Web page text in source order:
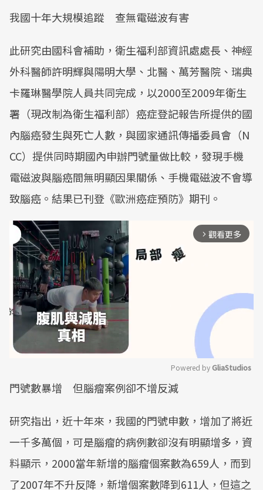
我國十年大規模追蹤 查無電磁波有害
此研究由國科會補助，衛生福利部資訊處處長、神經
外科醫師許明輝與陽明大學、北醫、萬芳醫院、瑞典
卡羅琳醫學院人員共同完成，以2000至2009年衛生
署（現改制為衛生福利部）癌症登記報告所提供的國
內腦癌發生與死亡人數，與國家通訊傳播委員會（N
CC）提供同時期國內申辦門號量做比較，發現手機
電磁波與腦癌間無明顯因果關係、手機電磁波不會導
致腦癌。結果已刊登《歐洲癌症預防》期刊。
arrow_forward_ios 觀看更多
Powered by GliaStudios
門號數暴增 但腦瘤案例卻不增反減
研究指出，近十年來，我國的門號申數，增加了將近
一千多萬個，可是腦瘤的病例數卻沒有明顯增多，資
料顯示，2000當年新增的腦瘤個案數為659人，而到
了2007年不升反降，新增個案數降到611人，但這之